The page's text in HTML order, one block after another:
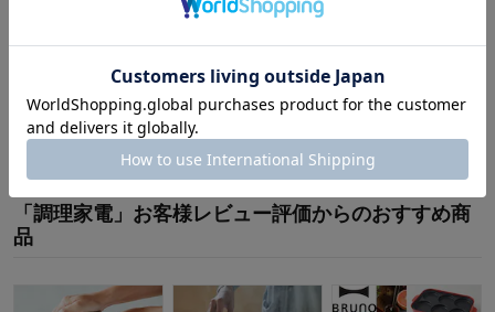
現在販売していない色・サイズ等への商品レビューも含まれます。
対象商品の商品レビューはまだありません。
「調理家電」お客様レビュー評価からのおすすめ商
品